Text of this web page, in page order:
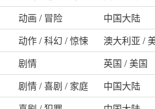
动画 / 冒险
中国大陆
动作 / 科幻 / 惊悚
澳大利亚 /
剧情
英国 / 美国
剧情 / 喜剧 / 家庭
中国大陆